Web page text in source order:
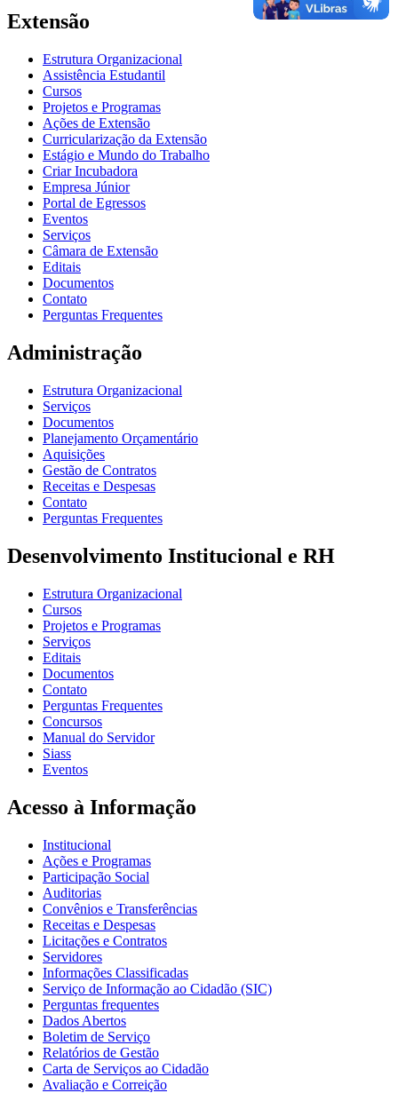
Extensão
Estrutura Organizacional
Assistência Estudantil
Cursos
Projetos e Programas
Ações de Extensão
Curricularização da Extensão
Estágio e Mundo do Trabalho
Criar Incubadora
Empresa Júnior
Portal de Egressos
Eventos
Serviços
Câmara de Extensão
Editais
Documentos
Contato
Perguntas Frequentes
Administração
Estrutura Organizacional
Serviços
Documentos
Planejamento Orçamentário
Aquisições
Gestão de Contratos
Receitas e Despesas
Contato
Perguntas Frequentes
Desenvolvimento Institucional e RH
Estrutura Organizacional
Cursos
Projetos e Programas
Serviços
Editais
Documentos
Contato
Perguntas Frequentes
Concursos
Manual do Servidor
Siass
Eventos
Acesso à Informação
Institucional
Ações e Programas
Participação Social
Auditorias
Convênios e Transferências
Receitas e Despesas
Licitações e Contratos
Servidores
Informações Classificadas
Serviço de Informação ao Cidadão (SIC)
Perguntas frequentes
Dados Abertos
Boletim de Serviço
Relatórios de Gestão
Carta de Serviços ao Cidadão
Avaliação e Correição